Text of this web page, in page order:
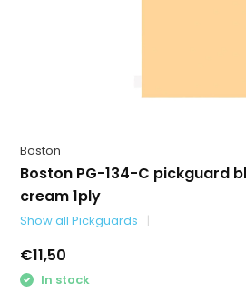
Boston
Boston PG-134-C pickguard
cream 1ply
Show all Pickguards
€11,50
In stock